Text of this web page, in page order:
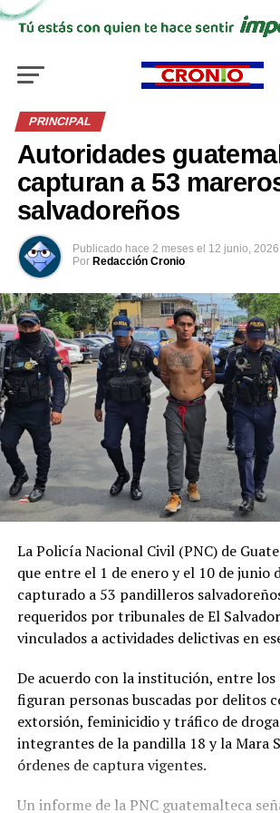
PRINCIPAL
Autoridades
capturan a 53
salvadoreños
Publicado hace 2 meses el 12 junio, 2026
Por Redacción Cronio
La Policía Nacional Civil (PNC) de
que entre el 1 de enero y el 10 de junio
capturado a 53 pandilleros
requeridos por tribunales de El
vinculados a actividades delictivas en
De acuerdo con la institución, entre los
figuran personas buscadas por delitos
extorsión, feminicidio y tráfico de
integrantes de la pandilla 18 y la Mara
órdenes de captura vigentes.
Un informe de la PNC guatemalteca